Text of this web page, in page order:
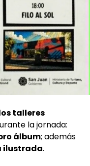
talleres
la jornada:
álbum; además
ilustrada.